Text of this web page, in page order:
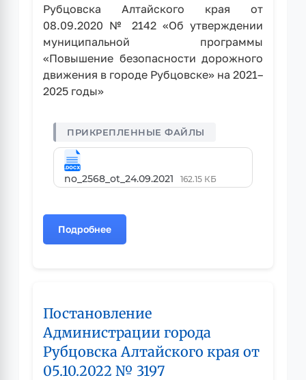
Рубцовска Алтайского края от
08.09.2020 № 2142 «Об утверждении
муниципальной программы
«Повышение безопасности дорожного
движения в городе Рубцовске» на 2021–
2025 годы»
no_2568_ot_24.09.2021 162.15 КБ
Подробнее
о
Алтайского
края
24.09.2021
№
Постановление
Администрации города
Рубцовска Алтайского края от
05.10.2022 № 3197